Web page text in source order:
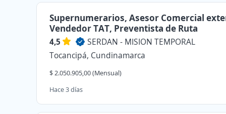
Supernumerarios, Asesor Comercial
Vendedor TAT, Preventista de Ruta
4,5
SERDAN - MISION TEMPORAL
Tocancipá, Cundinamarca
$ 2.050.905,00 (Mensual)
Hace 3 días